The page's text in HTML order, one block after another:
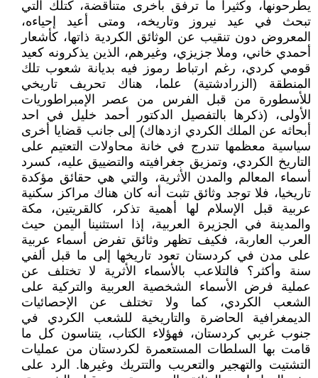
يطرحونها، وكثيرا ما ترفق بأخرى متناقضة، كتلك التي
تبحث في عيد نيروز وتاريخه، ومتى أعيد إحياءه،
المعروض دون تنقيب عن الوثائق الكردية ذاتها، كأشعار
أحمدي خاني، وملا جزيزي، وغيرهم، الذين يذكرونه كعيد
قومي كردي، رغم ارتباط رموز فيه بديانة شعوب تلك
المنطقة (الزرادشتية) علما، هناك تحريف تاريخي
للأسطورة من قبل الفرس من عصر الإمبراطوريات
الأولى، (ذكرها بالتفصيل الدكتور أحمد خليل في احد
أبحاثه عن الملك الكردي ازدهاك) إلى جانب قضايا أخرى
سياسية معظمها تندرج في خانة محاولات التعتيم على
التاريخ الكردي، وتمزيق جغرافيته والتضييق عليه، كسرد
أسماء المعالم والمدن الأثرية، والتي هي حقائق مؤكدة
تاريخيا، فلا توجد وثائق تثبت أنه كان هناك مراكز سكنية
عربية قبل الإسلام لها أهمية تذكر، كالقريتين، مكة
والمدينة في الجزيرة العربية، إذا استثنينا اليمن حيث
العرب العاربة، فكيف تظهر وثائق تفرض أسماء عربية
على مدن في كردستان تعود تاريخها إلى ما قبل ألفي
سنة وأكثر؟ فالتلاعب بالأسماء الأثرية لا تختلف عن
عملية فرض الأسماء الشخصية العربية والتركية على
الشعب الكردي، كما ولا تختلف عن الإحصائيات
الديمغرافية الحاضرة والتاريخية للشعب الكردي في
جنوب غربي كردستان، فهؤلاء الكتاب، يتناسون كل ما
قامت بها السلطات المستعمرة لكردستان من عمليات
التشتيت والتهجير والتعريب والتتريك وغيرها. الرد على